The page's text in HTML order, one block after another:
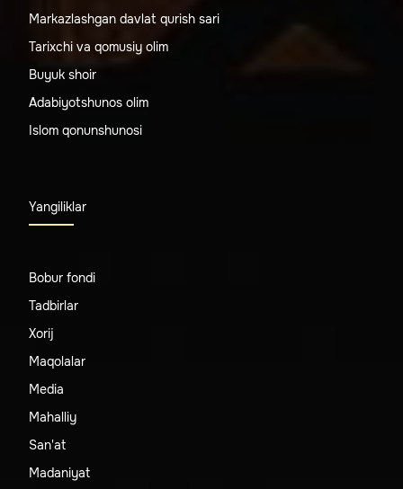
Markazlashgan davlat qurish sari
Tarixchi va qomusiy olim
Buyuk shoir
Adabiyotshunos olim
Islom qonunshunosi
Yangiliklar
Bobur fondi
Tadbirlar
Xorij
Maqolalar
Media
Mahalliy
San'at
Madaniyat